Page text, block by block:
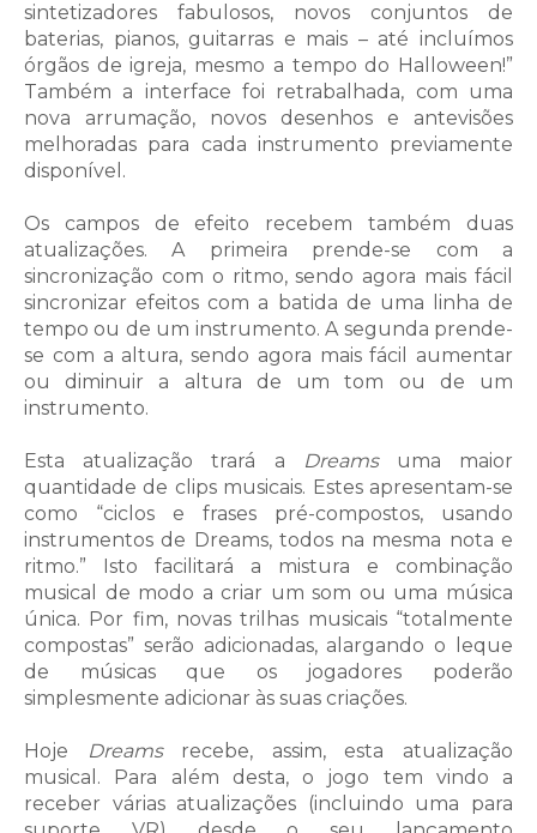
sintetizadores fabulosos, novos conjuntos de
baterias, pianos, guitarras e mais – até incluímos
órgãos de igreja, mesmo a tempo do Halloween!”
Também a interface foi retrabalhada, com uma
nova arrumação, novos desenhos e antevisões
melhoradas para cada instrumento previamente
disponível.
Os campos de efeito recebem também duas
atualizações. A primeira prende-se com a
sincronização com o ritmo, sendo agora mais fácil
sincronizar efeitos com a batida de uma linha de
tempo ou de um instrumento. A segunda prende-
se com a altura, sendo agora mais fácil aumentar
ou diminuir a altura de um tom ou de um
instrumento.
Esta atualização trará a Dreamsuma maior
quantidade de clips musicais. Estes apresentam-se
como “ciclos e frases pré-compostos, usando
instrumentos de Dreams, todos na mesma nota e
ritmo.” Isto facilitará a mistura e combinação
musical de modo a criar um som ou uma música
única. Por fim, novas trilhas musicais “totalmente
compostas” serão adicionadas, alargando o leque
de músicas que os jogadores poderão
simplesmente adicionar às suas criações.
Hoje Dreamsrecebe, assim, esta atualização
musical. Para além desta, o jogo tem vindo a
receber várias atualizações (incluindo uma para